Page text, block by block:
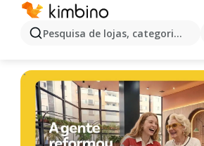
Pesquisa de lojas,